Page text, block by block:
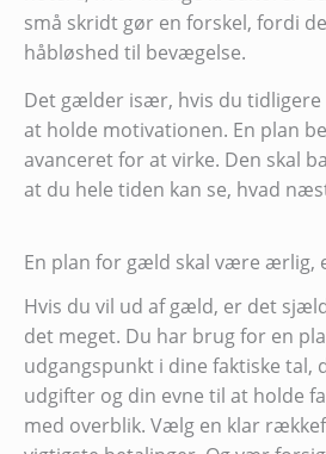
små skridt gør en forskel, fordi
håbløshed til bevægelse.
Det gælder især, hvis du
at holde motivationen. En plan
avanceret for at virke. Den skal
at du hele tiden kan se, hvad
En plan for gæld skal være ærlig,
Hvis du vil ud af gæld, er det
det meget. Du har brug for en
udgangspunkt i dine faktiske tal,
udgifter og din evne til at holde
med overblik. Vælg en klar